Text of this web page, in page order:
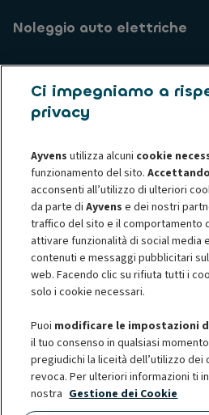
Noleggio auto elettriche
Assistenza Clienti
Chi siamo
Informative privacy
Informativa
Privacy - Diritti degli interessati
Société Générale
Accessibilità
Risoluzione Controversie
© 2026 Ayvens è uno dei leader globali
impegnato a migliorare la qualità della
aziende nazionali, internazionali e PMI
Ci impegniamo a
privacy
Ayvens utilizza alcuni cookie
funzionamento del sito.
acconsenti all’utilizzo di ulteriori
da parte diAyvens e dei nostri
traffico del sito e il comportamento
attivare funzionalità di social media
contenuti e messaggi pubblicitari
web. Facendo clic su rifiuta tutti i
solo i cookie necessari.
Puoi modificare le impostazioni
il tuo consenso in qualsiasi
pregiudichi la liceità dell’utilizzo dei
revoca. Per ulteriori informazioni ti
nostra Gestione dei Cookie